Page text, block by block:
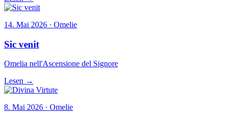
14. Mai 2026 · Omelie
Sic venit
Omelia nell'Ascensione del Signore
Lesen →
8. Mai 2026 · Omelie